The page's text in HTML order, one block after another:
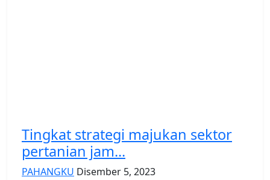
Tingkat strategi majukan sektor
pertanian jam...
PAHANGKU Disember 5, 2023